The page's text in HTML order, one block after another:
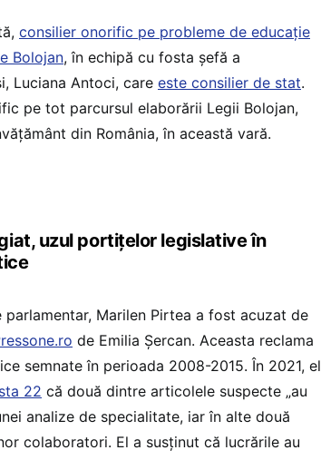
consilier onorific pe probleme de educație
Bolojan, în echipă cu fosta șefă a
Luciana Antoci, care este consilier de stat.
pe tot parcursul elaborării Legii Bolojan,
din România, în această vară.
uzul portițelor legislative în
Marilen Pirtea a fost acuzat de
de Emilia Șercan. Aceasta reclama
semnate în perioada 2008-2015. În 2021, el
22 că două dintre articolele suspecte „au
analize de specialitate, iar în alte două
colaboratori. El a susținut că lucrările au